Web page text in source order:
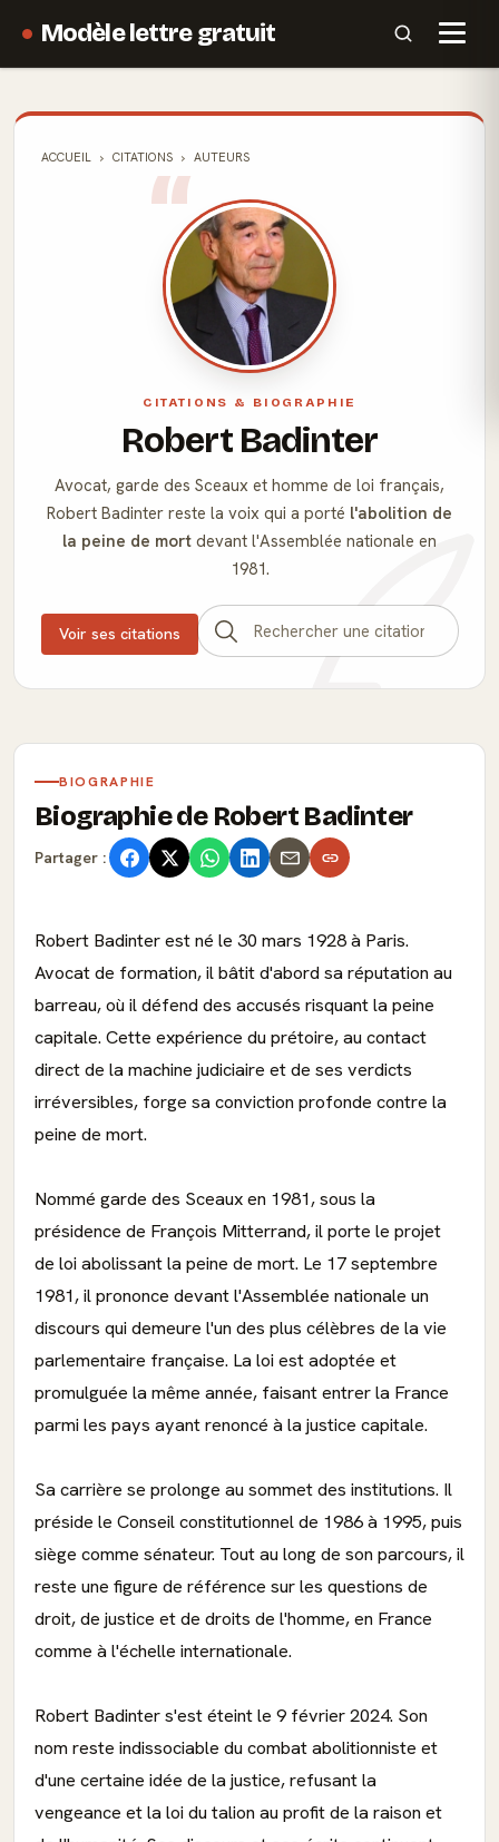
Modèle lettre gratuit
ACCUEIL CITATIONS AUTEURS
CITATIONS & BIOGRAPHIE
Robert Badinter
Avocat, garde des Sceaux et homme de loi français,
Robert Badinter reste la voix qui a porté l'abolition de
la peine de mort devant l'Assemblée nationale en
1981.
Voir ses citations
BIOGRAPHIE
Biographie de Robert Badinter
Partager :
Robert Badinter est né le 30 mars 1928 à Paris.
Avocat de formation, il bâtit d'abord sa réputation au
barreau, où il défend des accusés risquant la peine
capitale. Cette expérience du prétoire, au contact
direct de la machine judiciaire et de ses verdicts
irréversibles, forge sa conviction profonde contre la
peine de mort.
Nommé garde des Sceaux en 1981, sous la
présidence de François Mitterrand, il porte le projet
de loi abolissant la peine de mort. Le 17 septembre
1981, il prononce devant l'Assemblée nationale un
discours qui demeure l'un des plus célèbres de la vie
parlementaire française. La loi est adoptée et
promulguée la même année, faisant entrer la France
parmi les pays ayant renoncé à la justice capitale.
Sa carrière se prolonge au sommet des institutions. Il
préside le Conseil constitutionnel de 1986 à 1995, puis
siège comme sénateur. Tout au long de son parcours, il
reste une figure de référence sur les questions de
droit, de justice et de droits de l'homme, en France
comme à l'échelle internationale.
Robert Badinter s'est éteint le 9 février 2024. Son
nom reste indissociable du combat abolitionniste et
d'une certaine idée de la justice, refusant la
vengeance et la loi du talion au profit de la raison et